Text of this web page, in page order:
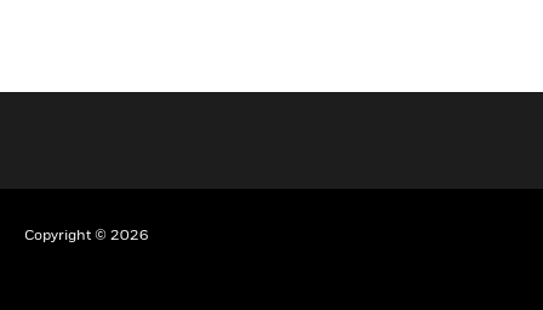
Copyright © 2026